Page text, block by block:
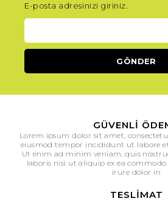
E-posta adresinizi giriniz.
GÜVENLI
Lorem ipsum dolor sit amet,
eiusmod tempor incididunt ut labore
Ut enim ad minim veniam, quis
laboris nisi ut aliquip ex ea
irure dolor in
TESLIMAT